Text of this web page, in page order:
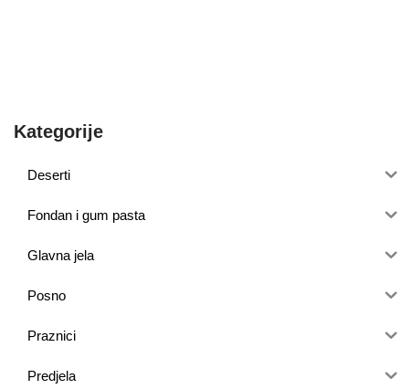
Kategorije
Deserti
Fondan i gum pasta
Glavna jela
Posno
Praznici
Predjela